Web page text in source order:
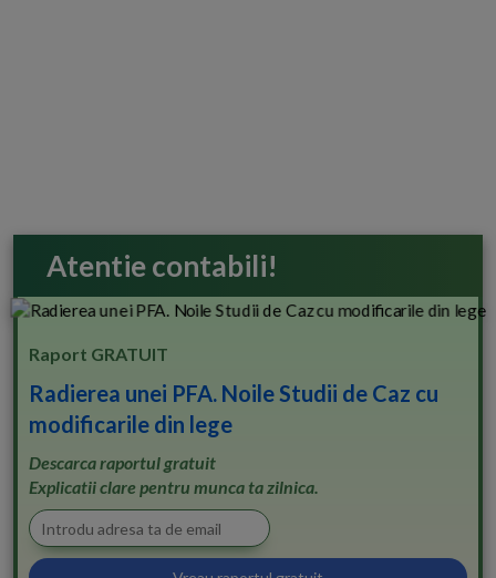
Atentie contabili!
Raport GRATUIT
Radierea unei PFA. Noile Studii de Caz cu
modificarile din lege
Descarca raportul gratuit
Explicatii clare pentru munca ta zilnica.